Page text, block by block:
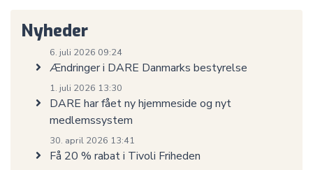
Nyheder
6. juli 2026 09:24
Ændringer i DARE Danmarks bestyrelse
1. juli 2026 13:30
DARE har fået ny hjemmeside og nyt
medlemssystem
30. april 2026 13:41
Få 20 % rabat i Tivoli Friheden